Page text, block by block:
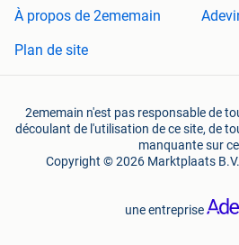
À propos de 2ememain
Plan de site
2ememain n'est pas responsable de
découlant de l'utilisation de ce site, de
manquante sur
Copyright © 2026 Marktplaats
une entreprise